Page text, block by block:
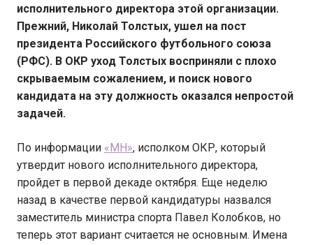
исполнительного директора этой организации.
Прежний, Николай Толстых, ушел на пост
президента Российского футбольного союза
(РФС). В ОКР уход Толстых восприняли с плохо
скрываемым сожалением, и поиск нового
кандидата на эту должность оказался непростой
задачей.
По информации «МН», исполком ОКР, который
утвердит нового исполнительного директора,
пройдет в первой декаде октября. Еще неделю
назад в качестве первой кандидатуры назвался
заместитель министра спорта Павел Колобков, но
теперь этот вариант считается не основным. Имена